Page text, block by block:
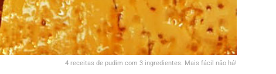
4 receitas de pudim com 3 ingredientes. Mais fácil não há!